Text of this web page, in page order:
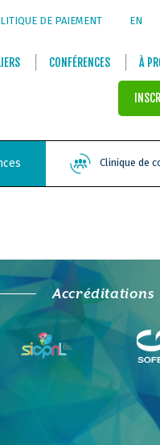
DE PAIEMENT EN
CONFÉRENCES À
Clinique de
Accréditations